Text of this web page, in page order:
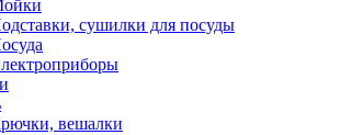
сушилки для посуды
вешалки